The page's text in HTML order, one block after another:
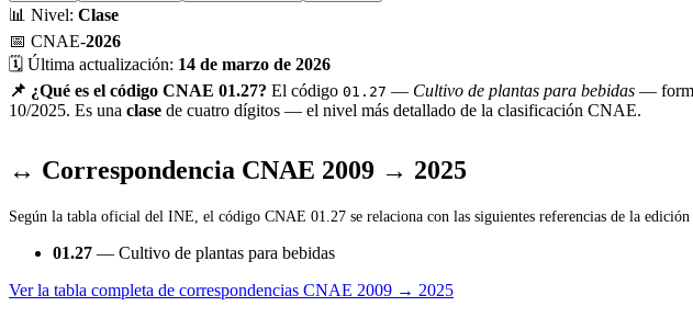
📊 Nivel: Clase
📅 CNAE-2026
🗓️ Última actualización: 14 de marzo de 2026
📌 ¿Qué es el código CNAE 01.27? El código 01.27 — Cultivo de plantas para bebidas —
10/2025. Es una clase de cuatro dígitos — el nivel más detallado de la clasificación CNAE.
↔ Correspondencia CNAE 2009 → 2025
Según la tabla oficial del INE, el código CNAE 01.27 se relaciona con las siguientes referencias de la edición
01.27 — Cultivo de plantas para bebidas
Ver la tabla completa de correspondencias CNAE 2009 → 2025